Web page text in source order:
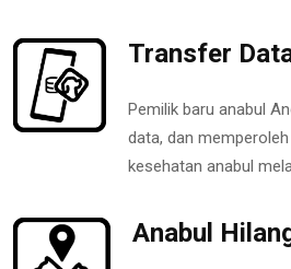
Transfer
Pemilik baru anabul
data, dan
kesehatan anabul
Anabul